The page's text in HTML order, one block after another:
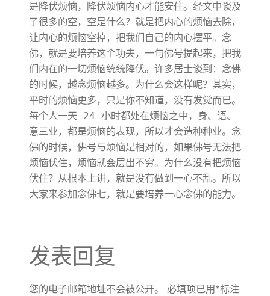
是降伏烦恼，降伏烦恼内心才能安住。经文中谈及
了很多的空，空是什么？就是把内心的烦恼去除，
让内心的烦恼空掉，把我们自己的内心摆平。念
佛，就是要培养这个功夫，一句佛号提起来，把我
们内在的一切烦恼统统降伏。许多居士谈到：念佛
的时候，越念烦恼越多。为什么会这样呢？其实，
平时的烦恼更多，只是你不知道，没有发觉而已。
每个人一天 24 小时都处在烦恼之中，身、语、
意三业，都是烦恼的表现，所以才会造种种业。念
佛的时候，佛号与烦恼是相对的，如果佛号无法把
烦恼伏住，烦恼就会层出不穷。为什么没有把烦恼
伏住？从根本上讲，就是没有做到一心不乱。所以
大家来参加念佛七，就是要培养一心念佛的能力。
发表回复
您的电子邮箱地址不会被公开。 必填项已用*标注